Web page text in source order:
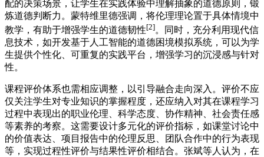
配的决策场景，让学生在实践体验中理解抽象的道德原则，锻
炼道德判断力。蒙特维里德强调，将伦理理论置于具体情境中
教学，有助于增强学生的道德韧性[2]。同时，充分利用现代信
息技术，如开发基于人工智能的道德困境模拟系统，可以为学
生提供个性化、可重复的实践平台，增强学习的沉浸感与针对
性。
课程评价体系也需相应调整，以引导融合走向深入。评价不应
仅关注学生对专业知识的掌握程度，还应纳入对其在课程学习
过程中表现出的职业伦理、科学态度、协作精神、社会责任感
等素养的考察。这需要设计多元化的评价指标，如课堂讨论中
的价值表达、项目报告中的伦理反思、团队合作中的行为表现
等，实现过程性评价与结果性评价相结合。张斌等人认为，在